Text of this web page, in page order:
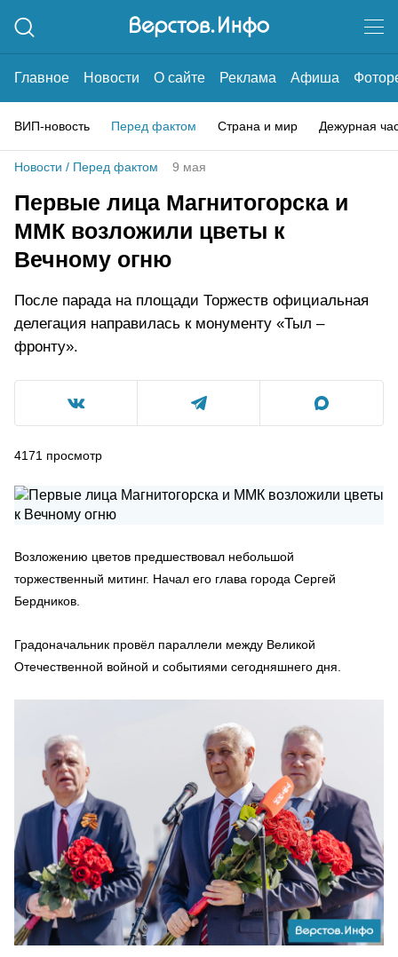
Главное Новости О сайте Реклама Афиша
ВИП-новость Перед фактом Страна и мир Дежурная
Новости / Перед фактом 9 мая
Первые лица Магнитогорска и
ММК возложили цветы к
Вечному огню
После парада на площади Торжеств официальная
делегация направилась к монументу «Тыл –
фронту».
4171 просмотр
Возложению цветов предшествовал небольшой
торжественный митинг. Начал его глава города Сергей
Бердников.
Градоначальник провёл параллели между Великой
Отечественной войной и событиями сегодняшнего дня.